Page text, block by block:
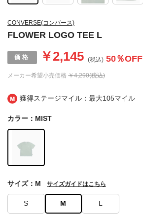
獲得ステージマイル：最大105マイル
CONVERSE(コンバース)
FLOWER LOGO TEE L
メーカー希望小売価格 ￥4,290(税込)
￥2,145 (税込) 50％OFF
カラー：MIST
S M L
サイズ：M サイズガイドはこちら